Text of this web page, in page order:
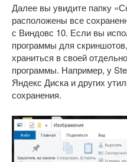
Далее вы увидите папку
расположены все
с Виндовс 10. Если вы
программы для
храниться в своей
программы. Например, у
Яндекс Диска и других
сохранения.